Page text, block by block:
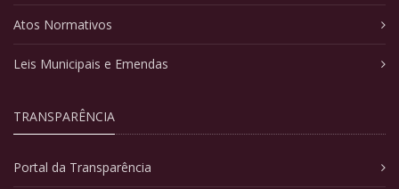
Atos Normativos
Leis Municipais e Emendas
TRANSPARÊNCIA
Portal da Transparência